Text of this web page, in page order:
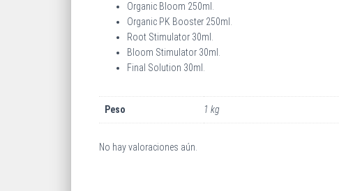
Organic Bloom 250ml.
Organic PK Booster 250ml.
Root Stimulator 30ml.
Bloom Stimulator 30ml.
Final Solution 30ml.
Peso 1 kg
No hay valoraciones aún.